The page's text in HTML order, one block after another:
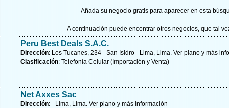
Añada su negocio gratis para aparecer en esta
A continuación puede encontrar otros negocios, que tal
Peru Best Deals S.A.C.
Dirección: Los Tucanes, 234 - San Isidro - Lima, Lima. Ver plano y más
Clasificación: Telefonía Celular (Importación y Venta)
Net Axxes Sac
Dirección: - Lima, Lima. Ver plano y más información